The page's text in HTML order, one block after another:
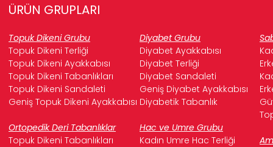
ÜRÜN GRUPLARI
Topuk Dikeni Grubu Diyabet Grubu
Topuk Dikeni Terliği
Diyabet Ayakkabısı
Topuk Dikeni Ayakkabısı
Diyabet Terliği
Topuk Dikeni Tabanlıkları
Diyabet Sandaleti
Topuk Dikeni Sandaleti
Geniş Diyabet Ayakkabısı
Geniş Topuk Dikeni Ayakkabısı Diyabetik Tabanlık
Ortopedik Deri Tabanlıklar
Hac ve Umre Grubu
Topuk Dikeni Tabanlıkları
Kadın Umre Hac Terliği